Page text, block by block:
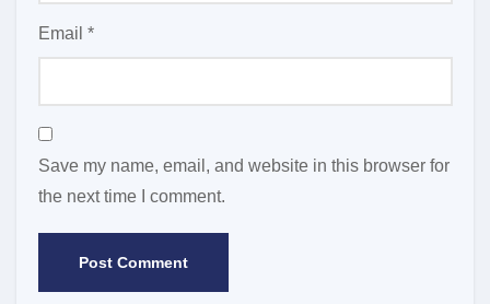
Email *
Save my name, email, and website in this browser for
the next time I comment.